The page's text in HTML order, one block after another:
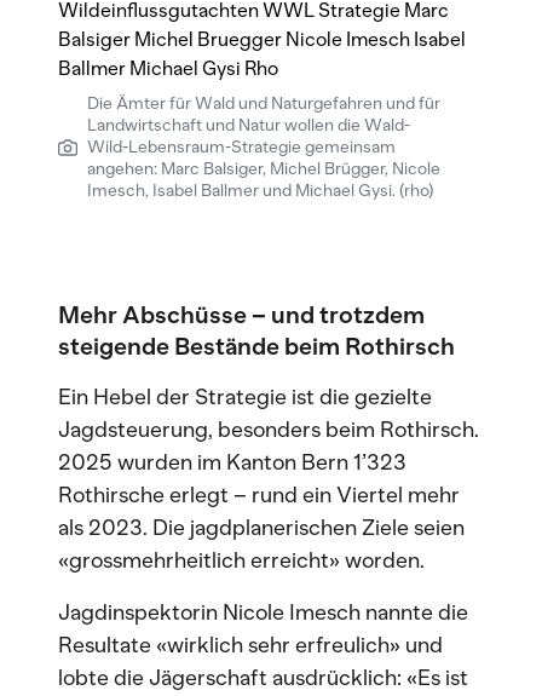
Die Ämter für Wald und Naturgefahren und für
Landwirtschaft und Natur wollen die Wald-
Wild-Lebensraum-Strategie gemeinsam
angehen: Marc Balsiger, Michel Brügger, Nicole
Imesch, Isabel Ballmer und Michael Gysi. (rho)
Mehr Abschüsse – und trotzdem
steigende Bestände beim Rothirsch
Ein Hebel der Strategie ist die gezielte
Jagdsteuerung, besonders beim Rothirsch.
2025 wurden im Kanton Bern 1’323
Rothirsche erlegt – rund ein Viertel mehr
als 2023. Die jagdplanerischen Ziele seien
«grossmehrheitlich erreicht» worden.
Jagdinspektorin Nicole Imesch nannte die
Resultate «wirklich sehr erfreulich» und
lobte die Jägerschaft ausdrücklich: «Es ist